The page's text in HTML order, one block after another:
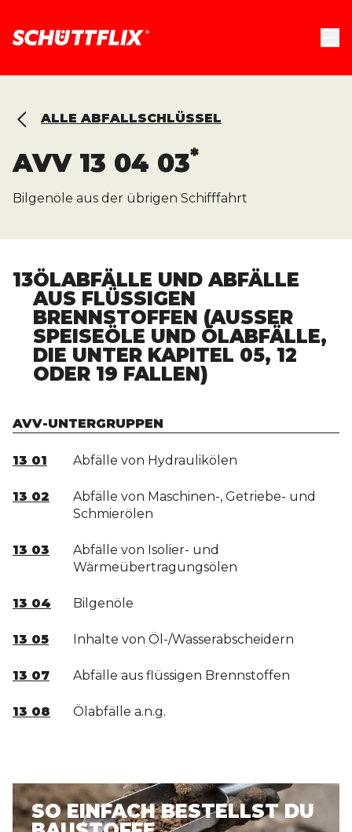
ALLE ABFALLSCHLÜSSEL
AVV 13 04 03*
Bilgenöle aus der übrigen Schifffahrt
13ÖLABFÄLLE UND ABFÄLLE
AUS FLÜSSIGEN
BRENNSTOFFEN (AUSSER S
PEISEÖLE UND ÖLABFÄLLE, D
IE UNTER KAPITEL 05, 12 O
DER 19 FALLEN)
AVV-UNTERGRUPPEN
13 01 Abfälle von Hydraulikölen
13 02
Abfälle von Maschinen-, Getriebe- und
Schmierölen
13 03
Abfälle von Isolier- und
Wärmeübertragungsölen
13 04 Bilgenöle
13 05 Inhalte von Öl-/Wasserabscheidern
13 07 Abfälle aus flüssigen Brennstoffen
13 08 Ölabfälle a.n.g.
SO EINFACH BESTELLST DU